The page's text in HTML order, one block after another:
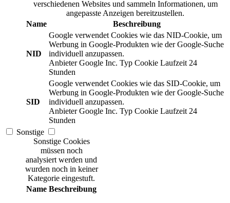
verschiedenen Websites und sammeln Informationen, um
angepasste Anzeigen bereitzustellen.
Name
Beschreibung
NID
Google verwendet Cookies wie das NID-Cookie, um
Werbung in Google-Produkten wie der Google-Suche
individuell anzupassen.
Anbieter Google Inc. Typ Cookie Laufzeit 24
Stunden
SID
Google verwendet Cookies wie das SID-Cookie, um
Werbung in Google-Produkten wie der Google-Suche
individuell anzupassen.
Anbieter Google Inc. Typ Cookie Laufzeit 24
Stunden
Sonstige
Sonstige Cookies
müssen noch
analysiert werden und
wurden noch in keiner
Kategorie eingestuft.
Name Beschreibung